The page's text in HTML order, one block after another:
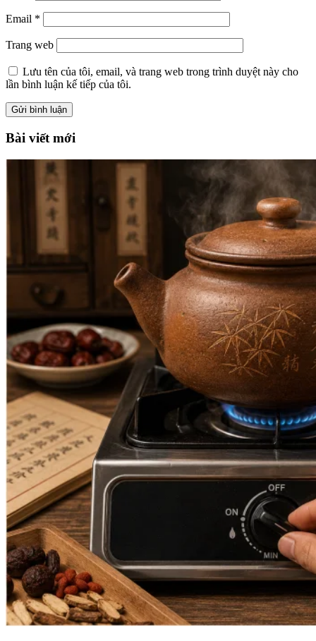
Email *
Trang web
Lưu tên của tôi, email, và trang web trong trình duyệt này cho
lần bình luận kế tiếp của tôi.
Bài viết mới